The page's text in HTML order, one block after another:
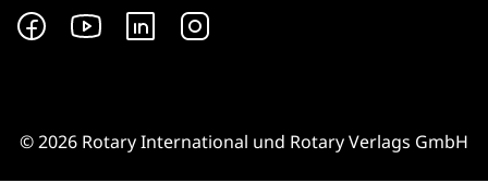
© 2026 Rotary International und Rotary Verlags GmbH